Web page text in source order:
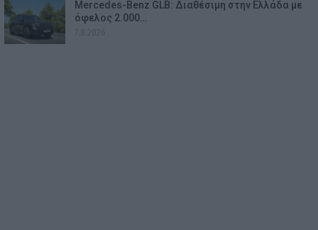
Mercedes-Benz GLB: Διαθέσιμη στην Ελλάδα με
όφελος 2.000…